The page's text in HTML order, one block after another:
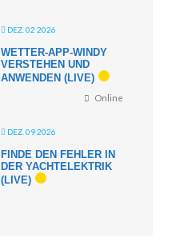
DEZ. 02 2026
WETTER-APP-WINDY
VERSTEHEN UND
ANWENDEN (LIVE)
Online
DEZ. 09 2026
FINDE DEN FEHLER IN
DER YACHTELEKTRIK
(LIVE)